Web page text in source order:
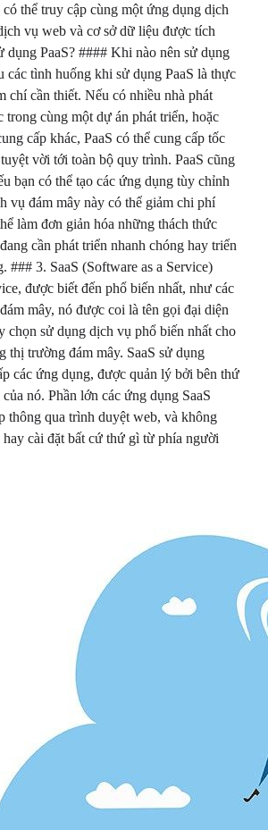
thể truy cập cùng một ứng dụng dịch
vụ web và cơ sở dữ liệu được tích
dụng PaaS? #### Khi nào nên sử dụng
các tình huống khi sử dụng PaaS là thực
chí cần thiết. Nếu có nhiều nhà phát
trong cùng một dự án phát triển, hoặc
cấp khác, PaaS có thể cung cấp tốc
vời tới toàn bộ quy trình. PaaS cũng
bạn có thể tạo các ứng dụng tùy chỉnh
vụ đám mây này có thể giảm chi phí
làm đơn giản hóa những thách thức
cần phát triển nhanh chóng hay triển
### 3. SaaS (Software as a Service)
được biết đến phổ biến nhất, như các
mây, nó được coi là tên gọi đại diện
chọn sử dụng dịch vụ phổ biến nhất cho
thị trường đám mây. SaaS sử dụng
các ứng dụng, được quản lý bởi bên thứ
nó. Phần lớn các ứng dụng SaaS
thông qua trình duyệt web, và không
cài đặt bất cứ thứ gì từ phía người